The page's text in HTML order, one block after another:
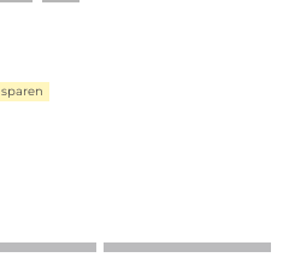
sparen